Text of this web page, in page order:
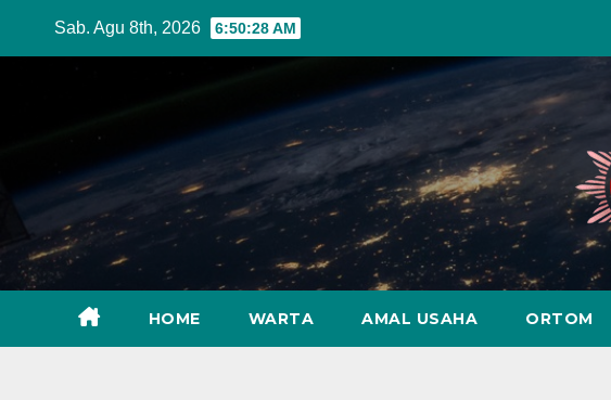
Sab. Agu 8th, 2026 6:50:29 AM
HOME WARTA AMAL USAHA ORTOM